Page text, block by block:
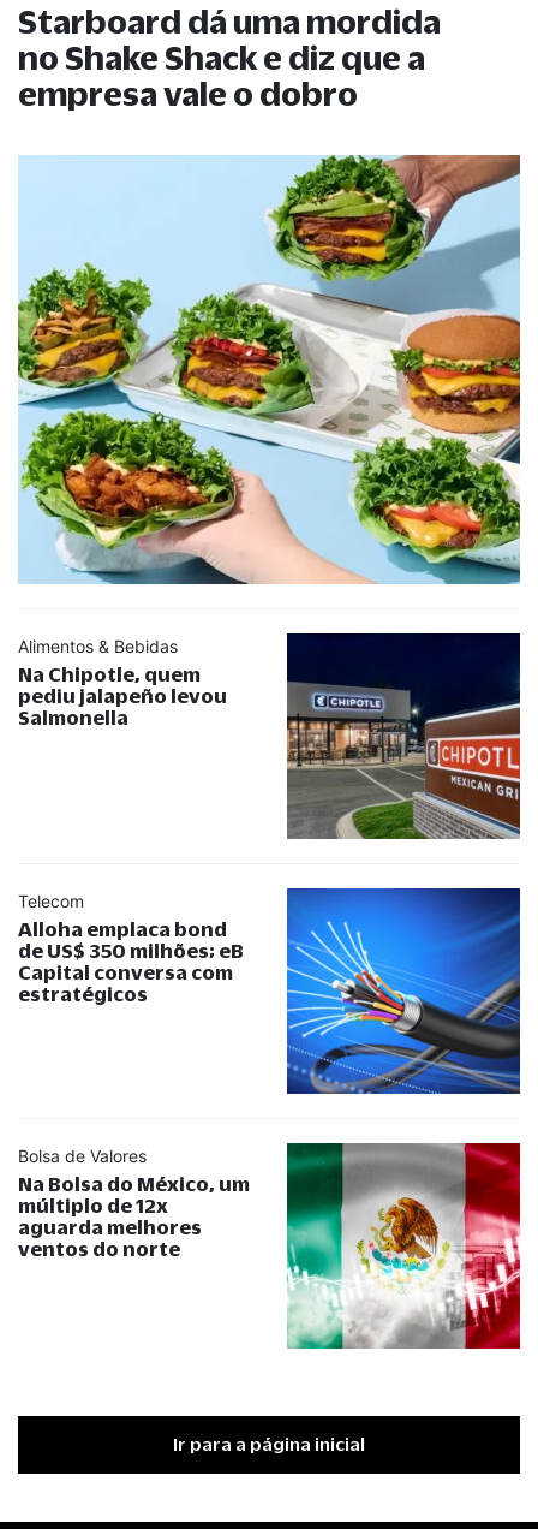
Starboard dá uma mordida
no Shake Shack e diz que a
empresa vale o dobro
Alimentos & Bebidas
Na Chipotle, quem
pediu jalapeño levou
Salmonella
Telecom
Alloha emplaca bond
de US$ 350 milhões; eB
Capital conversa com
estratégicos
Bolsa de Valores
Na Bolsa do México, um
múltiplo de 12x
aguarda melhores
ventos do norte
Ir para a página inicial